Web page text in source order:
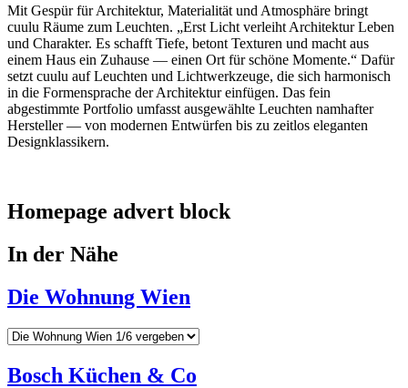
Mit Gespür für Architektur, Materialität und Atmosphäre bringt
cuulu Räume zum Leuchten. „Erst Licht verleiht Architektur Leben
und Charakter. Es schafft Tiefe, betont Texturen und macht aus
einem Haus ein Zuhause — einen Ort für schöne Momente.“ Dafür
setzt cuulu auf Leuchten und Lichtwerkzeuge, die sich harmonisch
in die Formensprache der Architektur einfügen. Das fein
abgestimmte Portfolio umfasst ausgewählte Leuchten namhafter
Hersteller — von modernen Entwürfen bis zu zeitlos eleganten
Designklassikern.
Homepage advert block
In der Nähe
Die Wohnung Wien
Bosch Küchen & Co